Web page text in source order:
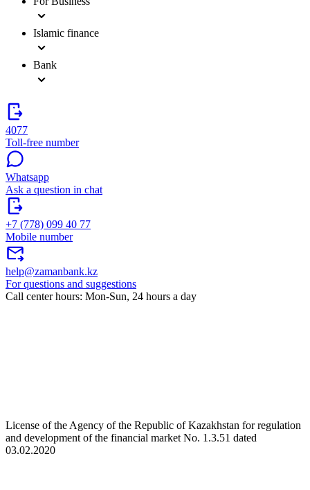
Islamic finance
Bank
4077
Toll-free number
Whatsapp
Ask a question in chat
+7 (778) 099 40 77
Mobile number
help@zamanbank.kz
For questions and suggestions
Call center hours: Mon-Sun, 24 hours a day
License of the Agency of the Republic of Kazakhstan for regulation
and development of the financial market No. 1.3.51 dated
03.02.2020